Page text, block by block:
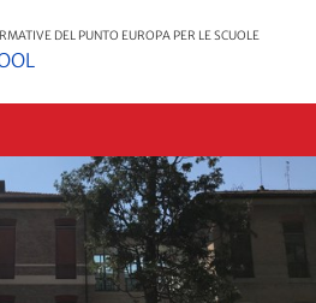
DEL PUNTO EUROPA PER LE SCUOLE